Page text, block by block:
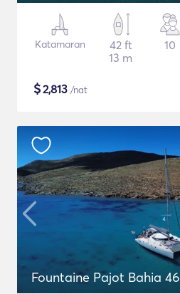
Katamaran
42 ft
13 m
10
$2,813 /nat
Fountaine Pajot Bahia 46